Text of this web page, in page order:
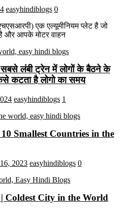
easyhindiblogs 0
एक एल्यूमीनियम प्लेट है जो
और आपके मोटर वाहन
लंबी ट्रेन में लोगों के बैठने के
कटता है लोगो का समय
easyhindiblogs 1
Smallest Countries in the
2023 easyhindiblogs 0
| Coldest City in the World